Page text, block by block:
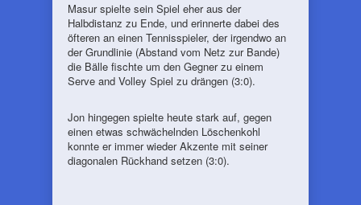
Masur spielte sein Spiel eher aus der
Halbdistanz zu Ende, und erinnerte dabei des
öfteren an einen Tennisspieler, der irgendwo an
der Grundlinie (Abstand vom Netz zur Bande)
die Bälle fischte um den Gegner zu einem
Serve and Volley Spiel zu drängen (3:0).
Jon hingegen spielte heute stark auf, gegen
einen etwas schwächelnden Löschenkohl
konnte er immer wieder Akzente mit seiner
diagonalen Rückhand setzen (3:0).